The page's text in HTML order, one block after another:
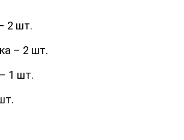
2 шт.
– 2 шт.
1 шт.